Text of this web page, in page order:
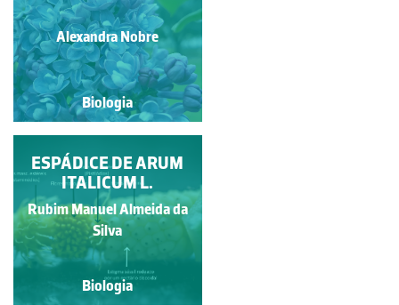
Paulo Talhadas dos Santos
Biologia
Alexandra Nobre
Biologia
MIMOSA PUDICA EM
FLORAÇÃO
Carla Maria Fonseca
Gouveia
Biologia
ESPÁDICE DE ARUM
ITALICUM L.
Rubim Manuel Almeida da
Silva
Biologia